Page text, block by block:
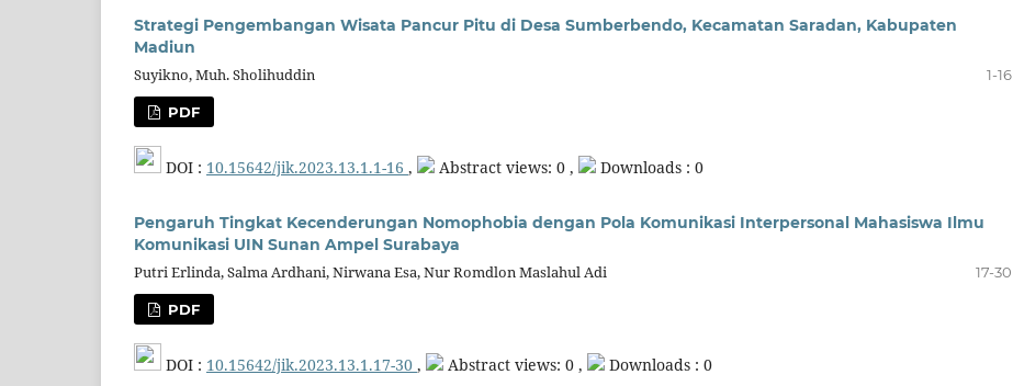
Strategi Pengembangan Wisata Pancur Pitu di Desa Sumberbendo, Kecamatan Saradan, Kabupaten
Madiun
Suyikno, Muh. Sholihuddin
1-16
PDF
DOI : 10.15642/jik.2023.13.1.1-16 , Abstract views: 0 , Downloads : 0
Pengaruh Tingkat Kecenderungan Nomophobia dengan Pola Komunikasi Interpersonal Mahasiswa Ilmu
Komunikasi UIN Sunan Ampel Surabaya
Putri Erlinda, Salma Ardhani, Nirwana Esa, Nur Romdlon Maslahul Adi
17-30
PDF
DOI : 10.15642/jik.2023.13.1.17-30 , Abstract views: 0 , Downloads : 0